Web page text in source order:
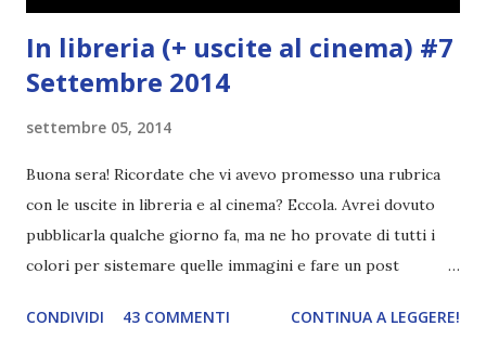
In libreria (+ uscite al cinema) #7
Settembre 2014
settembre 05, 2014
Buona sera! Ricordate che vi avevo promesso una rubrica
con le uscite in libreria e al cinema? Eccola. Avrei dovuto
pubblicarla qualche giorno fa, ma ne ho provate di tutti i
colori per sistemare quelle immagini e fare un post
leggere la trama cliccate sulla copertina. Vi ho segnalato
CONDIVIDI 43 COMMENTI CONTINUA A LEGGERE!